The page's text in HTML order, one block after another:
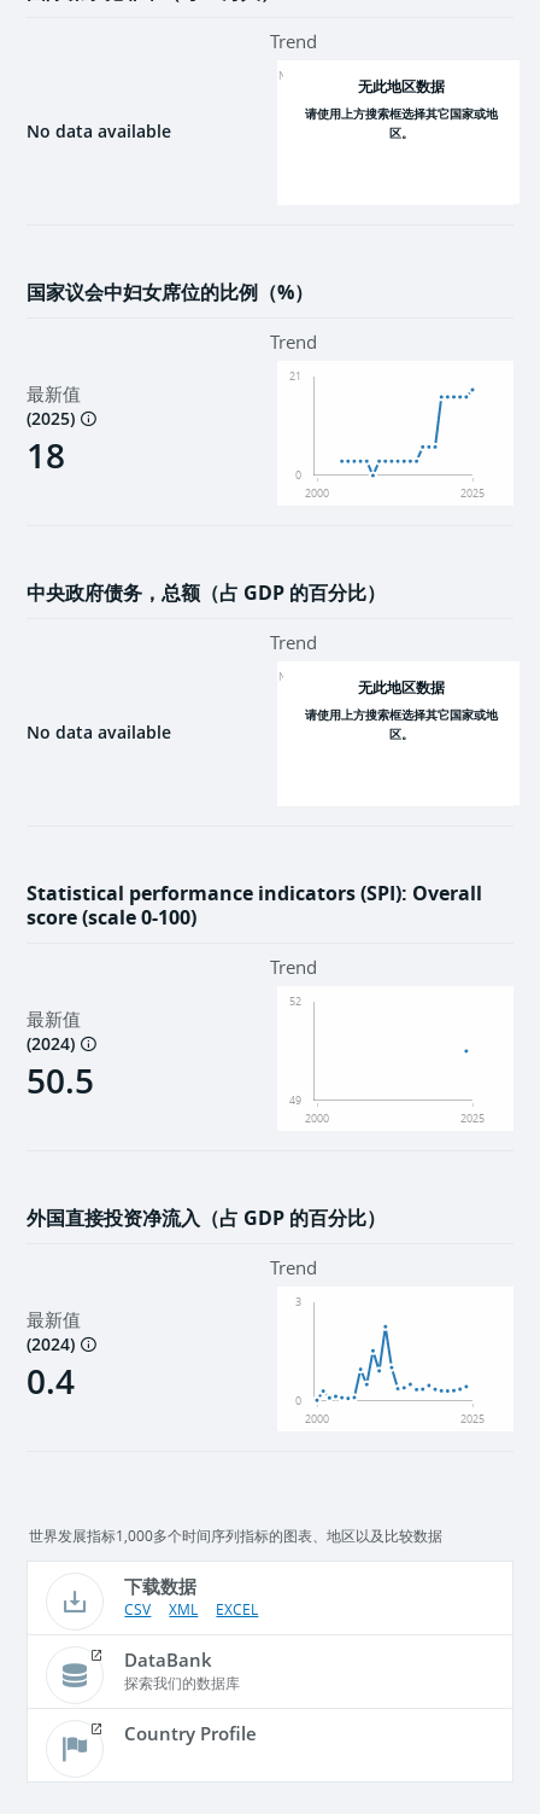
No data available
Trend
NaN 无此地区数据
请使用上方搜索框选择其它国家或地
区。
国家议会中妇女席位的比例（%）
最新值
(2025)
18
Trend
2000 2025
0
21
中央政府债务，总额（占 GDP 的百分比）
No data available
Trend
NaN 无此地区数据
请使用上方搜索框选择其它国家或地
区。
Statistical performance indicators (SPI): Overall
score (scale 0-100)
最新值
(2024)
50.5
Trend
2000 2025
49
52
外国直接投资净流入（占 GDP 的百分比）
最新值
(2024)
0.4
Trend
2000 2025
0
3
世界发展指标1,000多个时间序列指标的图表、地区以及比较数据
下载数据
CSV XML EXCEL
DataBank
探索我们的数据库
Country Profile